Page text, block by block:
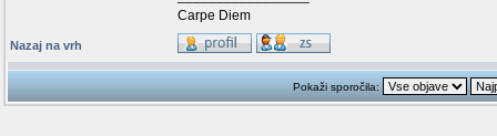
Carpe Diem
Nazaj na vrh
Pokaži sporočila: